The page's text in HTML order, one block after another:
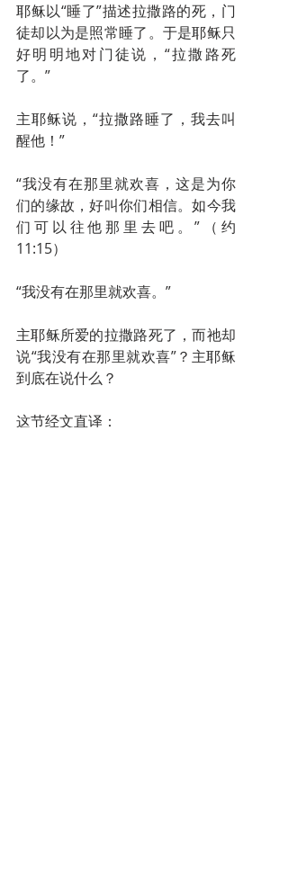
耶稣以“睡了”描述拉撒路的死，门
徒却以为是照常睡了。于是耶稣只
好明明地对门徒说，“拉撒路死
了。”
主耶稣说，“拉撒路睡了，我去叫
醒他！”
“我没有在那里就欢喜，这是为你
们的缘故，好叫你们相信。如今我
们可以往他那里去吧。”（约
11:15）
“我没有在那里就欢喜。”
主耶稣所爱的拉撒路死了，而祂却
说“我没有在那里就欢喜”？主耶稣
到底在说什么？
这节经文直译：